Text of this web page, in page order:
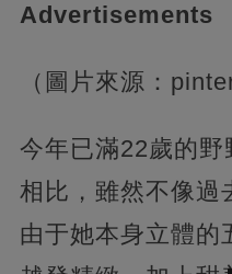
Advertisements
（圖片來源：
今年已滿22歲的
相比，雖然不像過
由于她本身立體的